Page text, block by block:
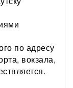
по адресу
вокзала,